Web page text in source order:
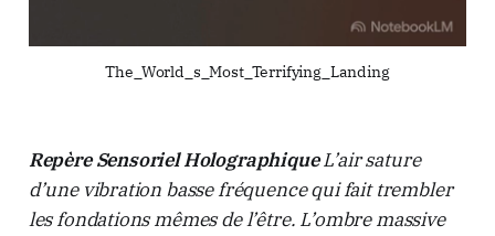
The_World_s_Most_Terrifying_Landing
Repère Sensoriel HolographiqueL’air sature
d’une vibration basse fréquence qui fait trembler
les fondations mêmes de l’être. L’ombre massive